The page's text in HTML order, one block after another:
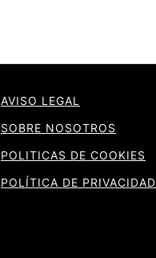
AVISO LEGAL
SOBRE NOSOTROS
POLITICAS DE COOKIES
POLÍTICA DE PRIVACIDAD